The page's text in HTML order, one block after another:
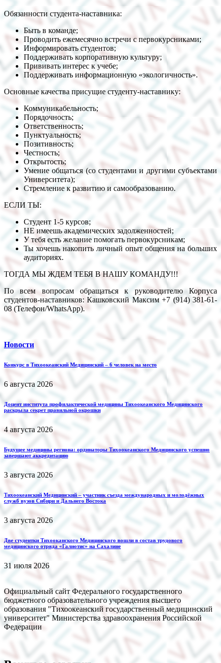
Обязанности студента-наставника:
Быть в команде;
Проводить ежемесячно встречи с первокурсниками;
Информировать студентов;
Поддерживать корпоративную культуру;
Прививать интерес к учебе;
Поддерживать информационную «экологичность».
Основные качества присущие студенту-наставнику:
Коммуникабельность;
Порядочность;
Ответственность;
Пунктуальность;
Позитивность;
Честность;
Открытость;
Умение общаться (со студентами и другими субъектами
Университета);
Стремление к развитию и самообразованию.
ЕСЛИ ТЫ:
Студент 1-5 курсов;
НЕ имеешь академических задолженностей;
У тебя есть желание помогать первокурсникам;
Ты хочешь накопить личный опыт общения на больших
аудиториях.
ТОГДА МЫ ЖДЕМ ТЕБЯ В НАШУ КОМАНДУ!!!
По всем вопросам обращаться к руководителю Корпуса
студентов-наставников: Кашковский Максим +7 (914) 381-61-
08 (Телефон/WhatsApp).
Новости
Конкурс в Тихоокеанский Медицинский – 6 человек на место
6 августа 2026
Доцент института профилактической медицины Тихоокеанского Медицинского
раскрыла секрет правильной окрошки
4 августа 2026
Будущее медицины региона: ординаторы Тихоокеанского Медицинского успешно
завершают аккредитацию
3 августа 2026
Тихоокеанский Медицинский – участник съезда международных и молодёжных
служб вузов Сибири и Дальнего Востока
3 августа 2026
Две студентки Тихооканского Медицинского вошли в состав трудового
медицинского отряда «Галиотис» на Сахалине
31 июля 2026
Официальный сайт Федерального государственного
бюджетного образовательного учреждения высшего
образования "Тихоокеанский государственный медицинский
университет" Министерства здравоохранения Российской
Федерации